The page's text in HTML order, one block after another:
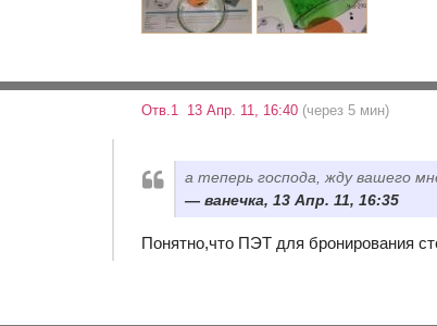
Отв.1 13 Апр. 11, 16:40 (через 5 мин)
а теперь господа, жду вашего
ванечка, 13 Апр. 11, 16:35
Понятно,что ПЭТ для бронирования